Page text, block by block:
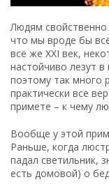
Людям
что мы вроде бы
всё же XXI век,
настойчиво лезут
поэтому так много
практически все
примете – к чему
Вообще у этой
Раньше, когда
падал светильник,
есть домовой) о